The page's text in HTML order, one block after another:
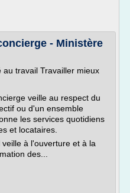
- Ministère
au travail Travailler mieux
veille au respect du
ou d'un ensemble
les services quotidiens
et locataires.
à l'ouverture et à la
des...